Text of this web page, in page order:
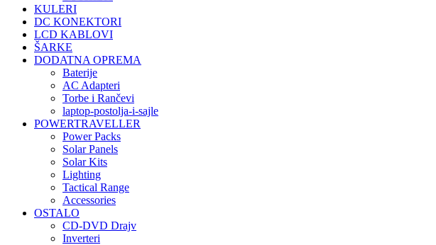
KULERI
DC KONEKTORI
LCD KABLOVI
ŠARKE
DODATNA OPREMA
Baterije
AC Adapteri
Torbe i Rančevi
laptop-postolja-i-sajle
POWERTRAVELLER
Power Packs
Solar Panels
Solar Kits
Lighting
Tactical Range
Accessories
OSTALO
CD-DVD Drajv
Inverteri